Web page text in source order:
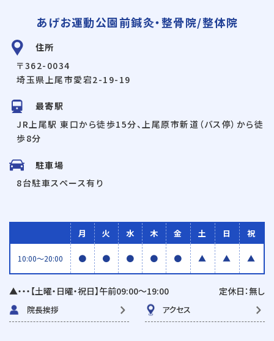
あげお運動公園前鍼灸・整骨院/整体院
住所
〒362-0034
埼玉県上尾市愛宕2-19-19
最寄駅
JR上尾駅 東口から徒歩15分、上尾原市新道（バス停）から徒
歩8分
駐車場
8台駐車スペース有り
月 火 水 木 金 土 日 祝
10:00〜20:00 ● ● ● ● ● ▲ ▲ ▲
▲・・・【土曜・日曜・祝日】午前09:00〜19:00 定休日：無し
院長挨拶 アクセス